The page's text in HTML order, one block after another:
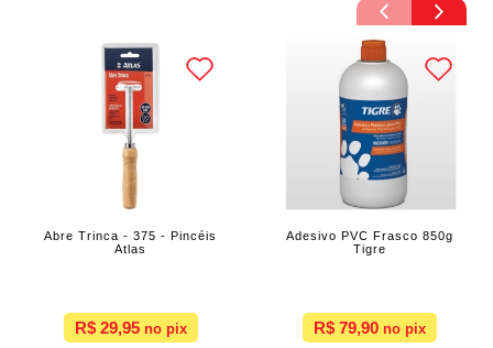
Abre Trinca - 375 - Pincéis
Atlas
R$ 29,95
Adesivo PVC Frasco 850g
Tigre
R$ 79,90